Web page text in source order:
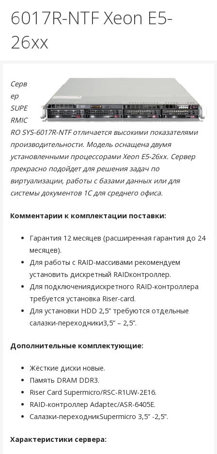
6017R-NTF Xeon E5-
26xx
Серв
ер
SUPE
RMIC
RO SYS-6017R-NTF отличается высокими показателями
производительности. Модель оснащена двумя
установленными процессорами Xeon E5-26xx. Сервер
прекрасно подойдет для решения задач по
виртуализации, работы с базами данных или для
системы документов 1С для среднего офиса.
Комментарии к комплектации поставки:
Гарантия 12 месяцев (расширенная гарантия до 24
месяцев).
Для работы с RAID-массивами рекомендуем
установить дискретный RAIDконтроллер.
Для подключениядискретного RAID-контроллера
требуется установка Riser-card.
Для установки HDD 2,5” требуются отдельные
салазки-переходники3,5” – 2,5”.
Дополнительные комплектующие:
Жёсткие диски новые.
Память DRAM DDR3.
Riser Card Supermicro/RSC-R1UW-2E16.
RAID-контроллер Adaptec/ASR-6405E.
Салазки-переходникSupermicro 3,5” -2,5”.
Характеристики сервера: